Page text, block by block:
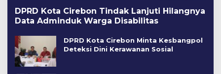
DPRD Kota Cirebon Tindak Lanjuti Hilangnya
Data Adminduk Warga Disabilitas
DPRD Kota Cirebon Minta Kesbangpol
Deteksi Dini Kerawanan Sosial